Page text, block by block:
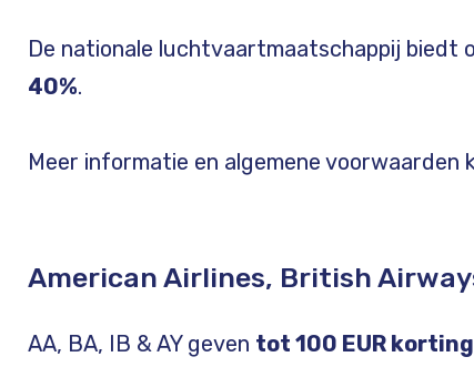
De nationale luchtvaartmaatschappij biedt
40%.
Meer informatie en algemene voorwaarden
American Airlines, British
AA, BA, IB & AY geven tot 100 EUR korting